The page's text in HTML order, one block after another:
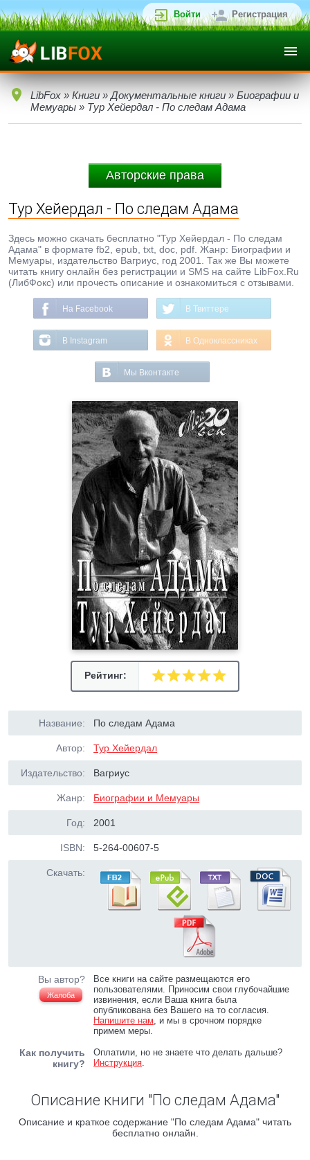
Войти Регистрация
LibFox » Книги » Документальные книги » Биографии и
Мемуары » Тур Хейердал - По следам Адама
Авторские права
Тур Хейердал - По следам Адама
Здесь можно скачать бесплатно "Тур Хейердал - По следам
Адама" в формате fb2, epub, txt, doc, pdf. Жанр: Биографии и
Мемуары, издательство Вагриус, год 2001. Так же Вы можете
читать книгу онлайн без регистрации и SMS на сайте LibFox.Ru
(ЛибФокс) или прочесть описание и ознакомиться с отзывами.
На Facebook В Твиттере
В Instagram В Одноклассниках
Мы Вконтакте
Рейтинг:
Название: По следам Адама
Автор: Тур Хейердал
Издательство: Вагриус
Жанр: Биографии и Мемуары
Год: 2001
ISBN: 5-264-00607-5
Скачать:
Вы автор?
Жалоба
Все книги на сайте размещаются его
пользователями. Приносим свои глубочайшие
извинения, если Ваша книга была
опубликована без Вашего на то согласия.
Напишите нам, и мы в срочном порядке
примем меры.
Как получить
книгу?
Оплатили, но не знаете что делать дальше?
Инструкция.
Описание книги "По следам Адама"
Описание и краткое содержание "По следам Адама" читать
бесплатно онлайн.